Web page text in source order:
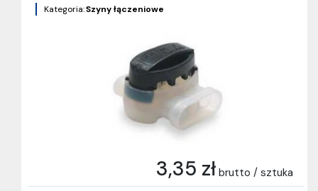
Kategoria:Szyny łączeniowe
3,35 zł brutto / sztuka